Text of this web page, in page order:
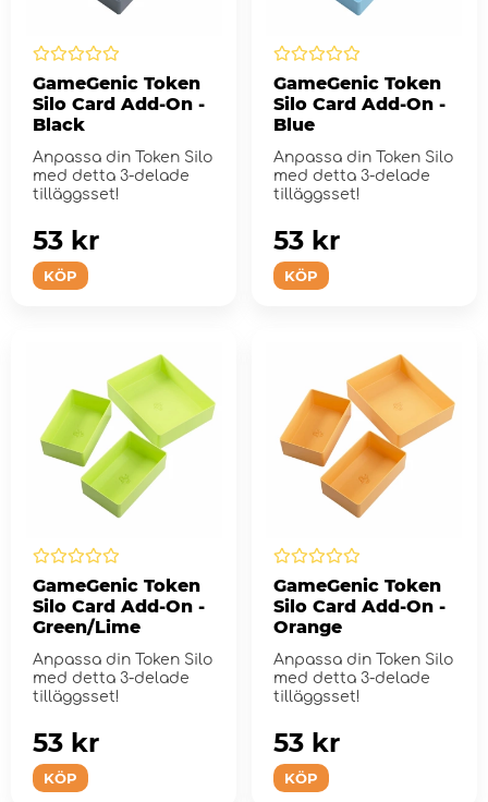
GameGenic Token
Silo Card Add-On -
Black
Anpassa din Token Silo
med detta 3-delade
tilläggsset!
KÖP
53 kr
GameGenic Token
Silo Card Add-On -
Blue
Anpassa din Token Silo
med detta 3-delade
tilläggsset!
KÖP
53 kr
GameGenic Token
Silo Card Add-On -
Green/Lime
Anpassa din Token Silo
med detta 3-delade
tilläggsset!
KÖP
53 kr
GameGenic Token
Silo Card Add-On -
Orange
Anpassa din Token Silo
med detta 3-delade
tilläggsset!
KÖP
53 kr